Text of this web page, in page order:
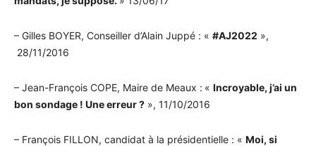
– Gilles BOYER, Conseiller d’Alain Juppé : « #AJ2022 »,
28/11/2016
– Jean-François COPE, Maire de Meaux : « Incroyable, j’ai un
bon sondage ! Une erreur ? », 11/10/2016
– François FILLON, candidat à la présidentielle : « Moi, si